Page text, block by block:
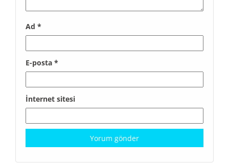
Ad *
E-posta *
İnternet sitesi